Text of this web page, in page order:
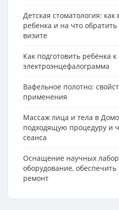
Детская стоматология:
ребенка и на что
визите
Как подготовить ребёнка
электроэнцефалограмма
Вафельное полотно:
применения
Массаж лица и тела в
подходящую процедуру и
сеанса
Оснащение научных
оборудование,
ремонт